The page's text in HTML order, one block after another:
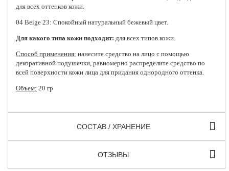
для всех оттенков кожи.
04 Beige 23: Спокойный натуральный бежевый цвет.
Для какого типа кожи подходит: для всех типов кожи.
Способ применения: нанесите средство на лицо с помощью
декоративной подушечки, равномерно распределите средство по
всей поверхности кожи лица для придания однородного оттенка.
Объем: 20 гр
СОСТАВ / ХРАНЕНИЕ
ОТЗЫВЫ